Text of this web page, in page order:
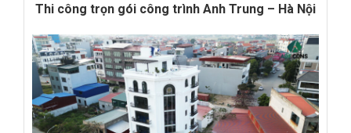
Thi công trọn gói công trình Anh Trung – Hà Nội